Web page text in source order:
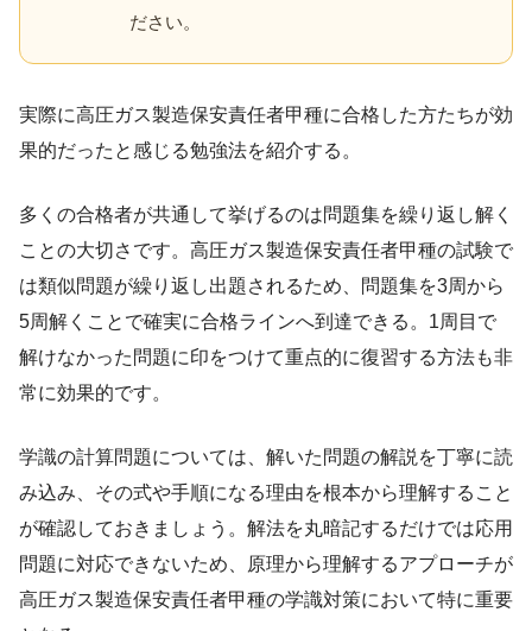
ださい。
実際に高圧ガス製造保安責任者甲種に合格した方たちが効
果的だったと感じる勉強法を紹介する。
多くの合格者が共通して挙げるのは問題集を繰り返し解く
ことの大切さです。高圧ガス製造保安責任者甲種の試験で
は類似問題が繰り返し出題されるため、問題集を3周から
5周解くことで確実に合格ラインへ到達できる。1周目で
解けなかった問題に印をつけて重点的に復習する方法も非
常に効果的です。
学識の計算問題については、解いた問題の解説を丁寧に読
み込み、その式や手順になる理由を根本から理解すること
が確認しておきましょう。解法を丸暗記するだけでは応用
問題に対応できないため、原理から理解するアプローチが
高圧ガス製造保安責任者甲種の学識対策において特に重要